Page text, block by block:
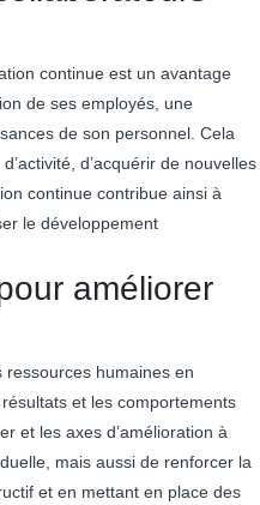
continue est un avantage
de ses employés, une
de son personnel. Cela
d’acquérir de nouvelles
continue contribue ainsi à
le développement
améliorer
ressources humaines en
et les comportements
et les axes d’amélioration à
mais aussi de renforcer la
et en mettant en place des